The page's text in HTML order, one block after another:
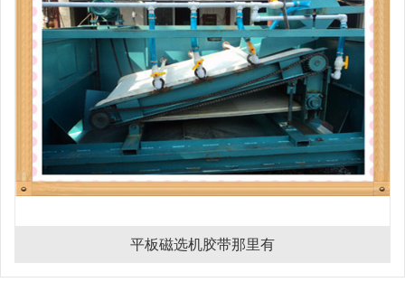
平板磁选机胶带那里有